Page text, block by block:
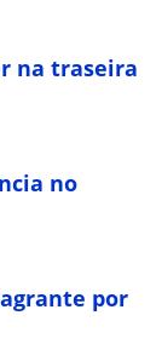
na traseira
no
por